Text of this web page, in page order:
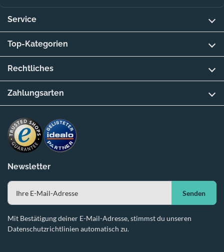
Newsletter
Senden
Mit Bestätigung deiner E-Mail-Adresse, stimmst du unseren
Datenschutzrichtlinien automatisch zu.
Service
Top-Kategorien
Rechtliches
Zahlungsarten